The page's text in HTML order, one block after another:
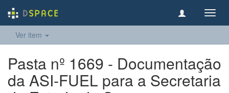
Ver item
Pasta nº 1669 - Documentação
da ASI-FUEL para a Secretaria